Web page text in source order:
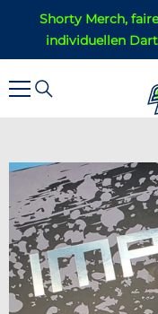
ZUM INHALT SPRINGEN
Shorty Merch,
individuellen